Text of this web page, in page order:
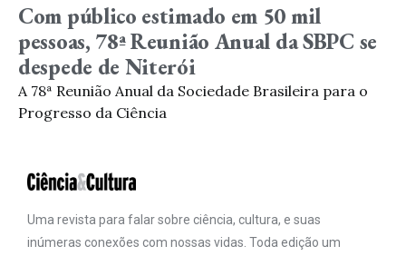
Com público estimado em 50 mil
pessoas, 78ª Reunião Anual da SBPC se
despede de Niterói
A 78ª Reunião Anual da Sociedade Brasileira para o
Progresso da Ciência
Uma revista para falar sobre ciência, cultura, e suas
inúmeras conexões com nossas vidas. Toda edição um